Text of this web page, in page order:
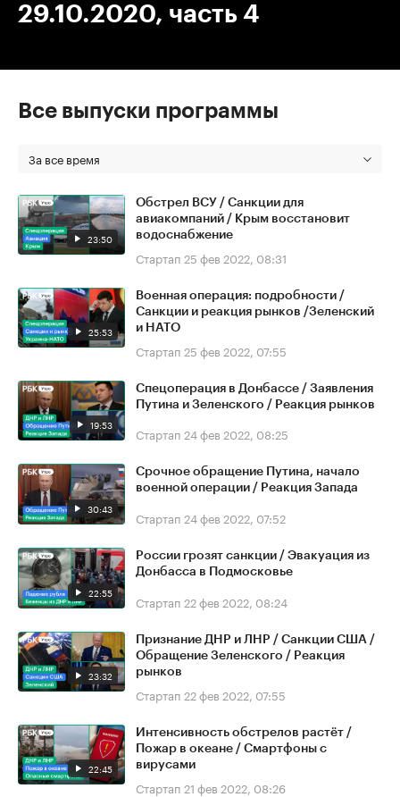
29.10.2020, часть 4
Все выпуски программы
За все время
23:50
Обстрел ВСУ / Санкции для
авиакомпаний / Крым восстановит
водоснабжение
Стартап 25 фев 2022, 08:31
25:53
Военная операция: подробности /
Санкции и реакция рынков /Зеленский
и НАТО
Стартап 25 фев 2022, 07:55
19:53
Спецоперация в Донбассе / Заявления
Путина и Зеленского / Реакция рынков
Стартап 24 фев 2022, 08:25
30:43
Срочное обращение Путина, начало
военной операции / Реакция Запада
Стартап 24 фев 2022, 07:52
22:55
России грозят санкции / Эвакуация из
Донбасса в Подмосковье
Стартап 22 фев 2022, 08:24
23:32
Признание ДНР и ЛНР / Санкции США /
Обращение Зеленского / Реакция
рынков
Стартап 22 фев 2022, 07:55
22:45
Интенсивность обстрелов растёт /
Пожар в океане / Смартфоны с
вирусами
Стартап 21 фев 2022, 08:26